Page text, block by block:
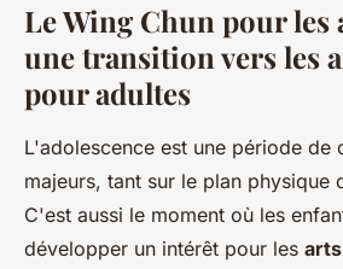
Le Wing Chun pour les
une transition vers les
pour adultes
L'adolescence est une période de
majeurs, tant sur le plan physique
C'est aussi le moment où les
développer un intérêt pour les